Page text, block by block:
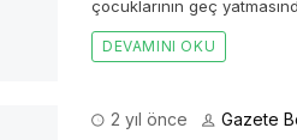
kullanımı, bal arılarını